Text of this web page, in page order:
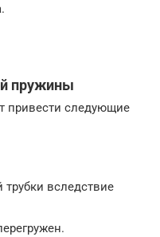
пружины
привести следующие
вследствие